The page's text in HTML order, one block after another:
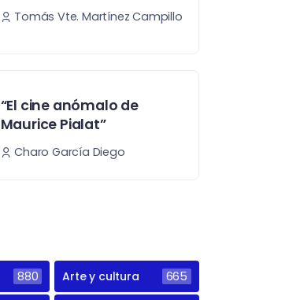
Tomás Vte. Martínez Campillo
“El cine anómalo de
Maurice Pialat”
Charo García Diego
880 Arte y cultura 665